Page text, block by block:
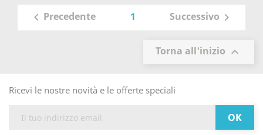
 Precedente 1 Successivo 
Torna all'inizio 
Ricevi le nostre novità e le offerte speciali